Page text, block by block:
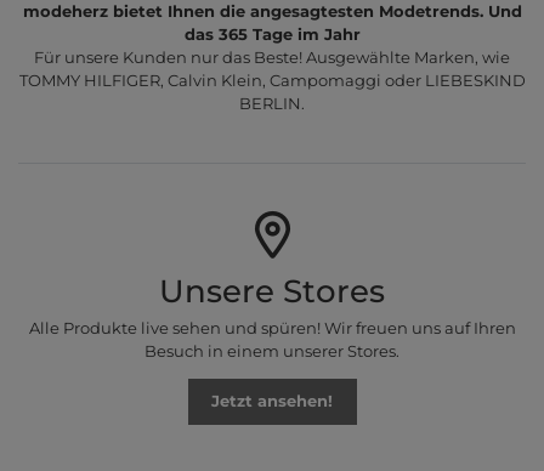
modeherz bietet Ihnen die angesagtesten Modetrends. Und
das 365 Tage im Jahr
Für unsere Kunden nur das Beste! Ausgewählte Marken, wie
TOMMY HILFIGER, Calvin Klein, Campomaggi oder LIEBESKIND
BERLIN.
Unsere Stores
Alle Produkte live sehen und spüren! Wir freuen uns auf Ihren
Besuch in einem unserer Stores.
Jetzt ansehen!